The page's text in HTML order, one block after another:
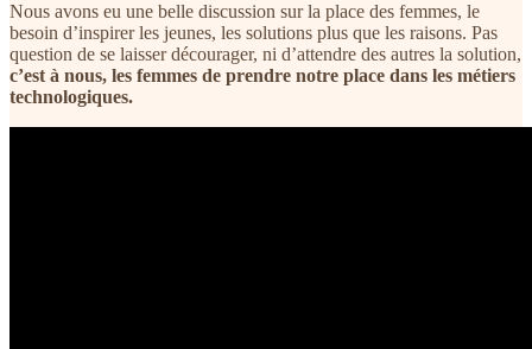
Nous avons eu une belle discussion sur la place des femmes, le
besoin d’inspirer les jeunes, les solutions plus que les raisons. Pas
question de se laisser décourager, ni d’attendre des autres la solution,
c’est à nous, les femmes de prendre notre place dans les métiers
technologiques.